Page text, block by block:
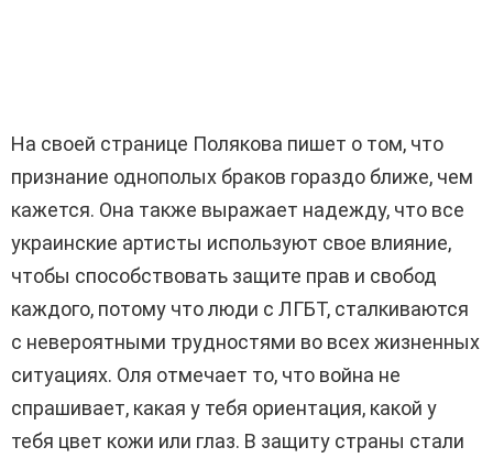
На своей странице Полякова пишет о том, что
признание однополых браков гораздо ближе, чем
кажется. Она также выражает надежду, что все
украинские артисты используют свое влияние,
чтобы способствовать защите прав и свобод
каждого, потому что люди с ЛГБТ, сталкиваются
с невероятными трудностями во всех жизненных
ситуациях. Оля отмечает то, что война не
спрашивает, какая у тебя ориентация, какой у
тебя цвет кожи или глаз. В защиту страны стали